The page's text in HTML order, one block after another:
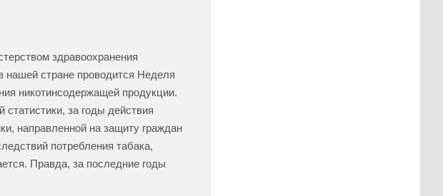
здравоохранения
нашей стране проводится Неделя
никотинсодержащей продукции.
за годы действия
направленной на защиту граждан
потребления табака,
Правда, за последние годы